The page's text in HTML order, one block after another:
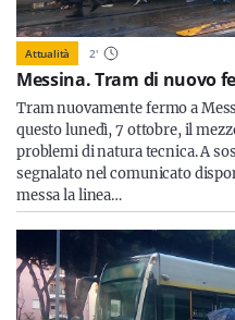
Attualità 2'
Messina. Tram di nuovo
Tram nuovamente fermo a
questo lunedì, 7 ottobre, il
problemi di natura tecnica. A
segnalato nel comunicato
messa la linea…